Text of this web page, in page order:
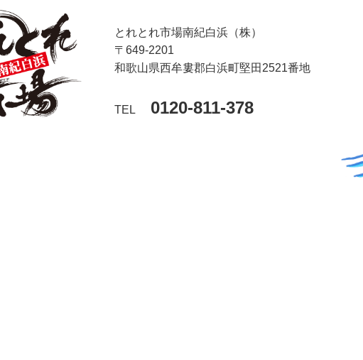
とれとれ市場南紀白浜（株）
〒649-2201
和歌山県西牟婁郡白浜町堅田2521番地
TEL 0120-811-378